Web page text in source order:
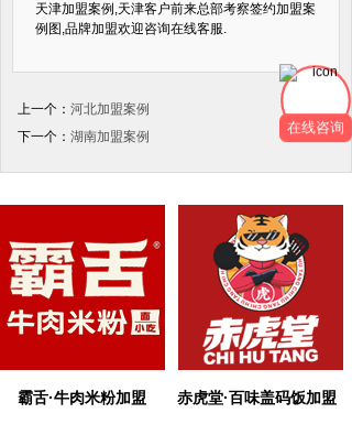
天津加盟案例,天津客户前来总部考察签约加盟案
例图,品牌加盟欢迎咨询在线客服.
上一个： 河北加盟案例
下一个： 湖南加盟案例
霸舌·牛肉米粉加盟 赤虎堂·百味盖码饭加盟
在线咨询